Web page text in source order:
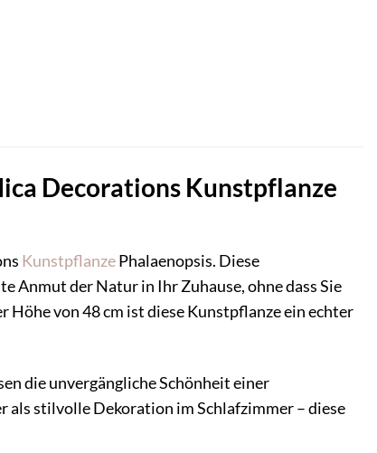
Decorations Kunstpflanze
KunstpflanzePhalaenopsis. Diese
Anmut der Natur in Ihr Zuhause, ohne dass Sie
Höhe von 48 cm ist diese Kunstpflanze ein echter
die unvergängliche Schönheit einer
als stilvolle Dekoration im Schlafzimmer – diese